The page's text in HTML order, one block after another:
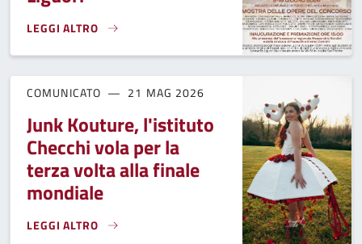
LEGGI ALTRO
“UN PROGETTO PER LEONARDO”, CONCORSO IN MEMORIA
COMUNICATO 21 MAG 2026
Junk Kouture, l'istituto
Checchi vola per la
terza volta alla finale
mondiale
LEGGI ALTRO
JUNK KOUTURE, L'ISTITUTO CHECCHI VOLA PER LA TERZA